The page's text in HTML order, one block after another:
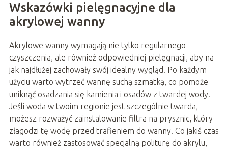
Wskazówki pielęgnacyjne dla
akrylowej wanny
Akrylowe wanny wymagają nie tylko regularnego
czyszczenia, ale również odpowiedniej pielęgnacji, aby na
jak najdłużej zachowały swój idealny wygląd. Po każdym
użyciu warto wytrzeć wannę suchą szmatką, co pomoże
uniknąć osadzania się kamienia i osadów z twardej wody.
Jeśli woda w twoim regionie jest szczególnie twarda,
możesz rozważyć zainstalowanie filtra na prysznic, który
złagodzi tę wodę przed trafieniem do wanny. Co jakiś czas
warto również zastosować specjalną politurę do akrylu,